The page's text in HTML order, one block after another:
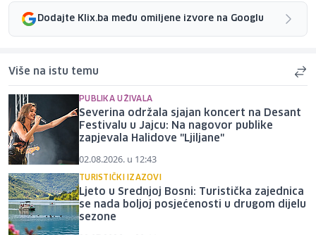
Dodajte Klix.ba među omiljene izvore na Googlu
Više na istu temu
PUBLIKA UŽIVALA
Severina održala sjajan koncert na Desant
Festivalu u Jajcu: Na nagovor publike
zapjevala Halidove "Ljiljane"
02.08.2026. u 12:43
TURISTIČKI IZAZOVI
Ljeto u Srednjoj Bosni: Turistička zajednica
se nada boljoj posjećenosti u drugom dijelu
sezone